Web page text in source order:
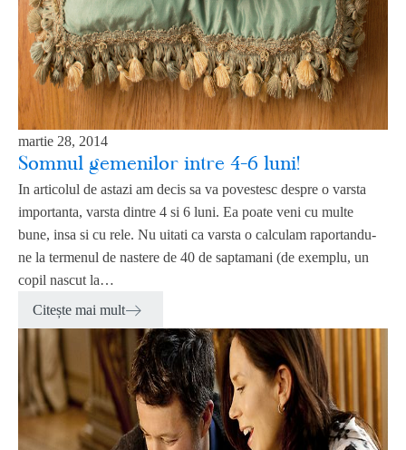
martie 28, 2014
Somnul gemenilor intre 4-6 luni!
In articolul de astazi am decis sa va povestesc despre o varsta
importanta, varsta dintre 4 si 6 luni. Ea poate veni cu multe
bune, insa si cu rele. Nu uitati ca varsta o calculam raportandu-
ne la termenul de nastere de 40 de saptamani (de exemplu, un
copil nascut la…
Citește mai mult